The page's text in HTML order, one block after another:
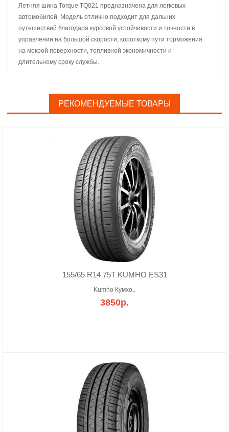
Летняя шина Torque TQ021 предназначена для легковых
автомобилей. Модель отлично подходит для дальних
путешествий благодаря курсовой устойчивости и точности в
управлении на большой скорости, короткому пути торможения
на мокрой поверхности, топливной экономичности и
длительному сроку службы.
РЕКОМЕНДУЕМЫЕ ТОВАРЫ
155/65 R14 75T KUMHO ES31
Kumho Кумхо..
3850р.